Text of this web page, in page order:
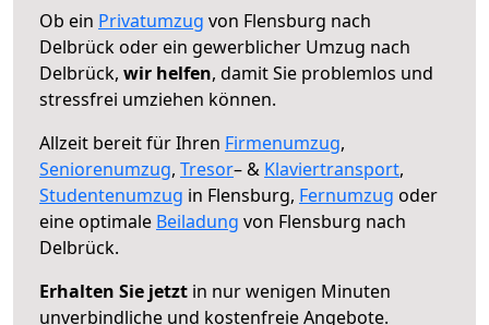
Ob ein Privatumzug von Flensburg nach
Delbrück oder ein gewerblicher Umzug nach
Delbrück, wir helfen, damit Sie problemlos und
stressfrei umziehen können.
Allzeit bereit für Ihren Firmenumzug,
Seniorenumzug, Tresor– & Klaviertransport,
Studentenumzug in Flensburg, Fernumzug oder
eine optimale Beiladung von Flensburg nach
Delbrück.
Erhalten Sie jetzt in nur wenigen Minuten
unverbindliche und kostenfreie Angebote.